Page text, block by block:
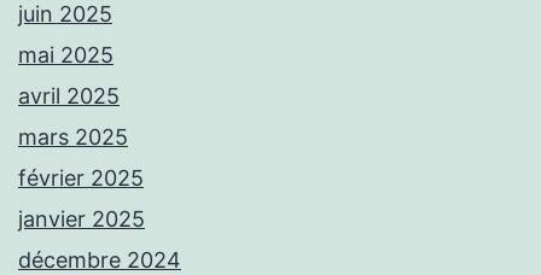
juin 2025
mai 2025
avril 2025
mars 2025
février 2025
janvier 2025
décembre 2024